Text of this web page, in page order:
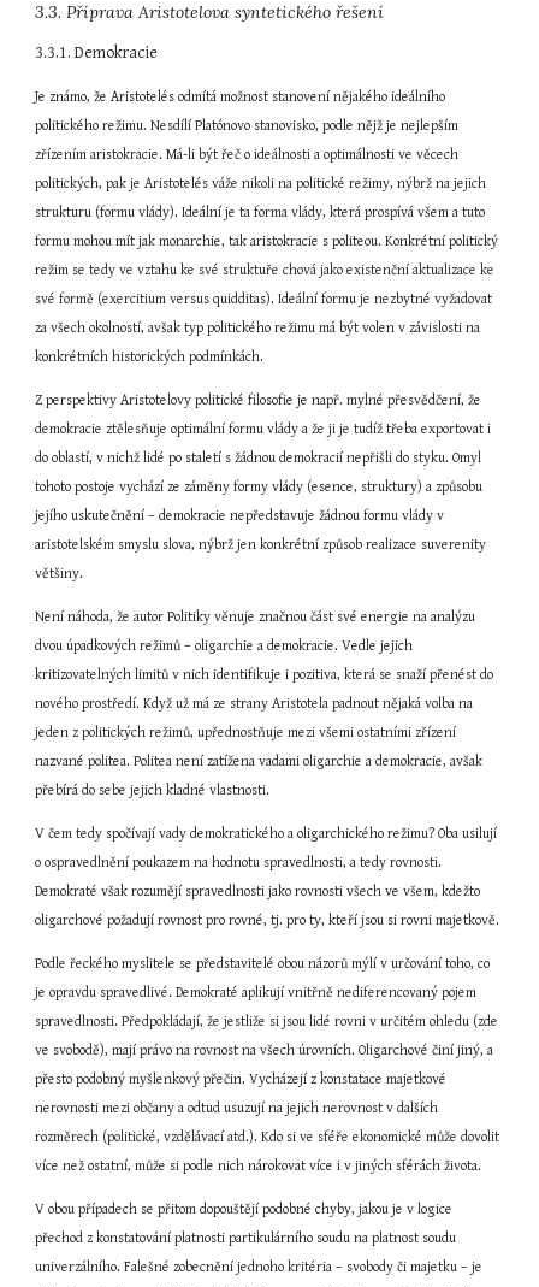
3.3. Příprava Aristotelova syntetického řešení
3.3.1. Demokracie
Je známo, že Aristotelés odmítá možnost stanovení nějakého ideálního
politického režimu. Nesdílí Platónovo stanovisko, podle nějž je nejlepším
zřízením aristokracie. Má-li být řeč o ideálnosti a optimálnosti ve věcech
politických, pak je Aristotelés váže nikoli na politické režimy, nýbrž na jejich
strukturu (formu vlády). Ideální je ta forma vlády, která prospívá všem a tuto
formu mohou mít jak monarchie, tak aristokracie s politeou. Konkrétní politický
režim se tedy ve vztahu ke své struktuře chová jako existenční aktualizace ke
své formě (exercitium versus quidditas). Ideální formu je nezbytné vyžadovat
za všech okolností, avšak typ politického režimu má být volen v závislosti na
konkrétních historických podmínkách.
Z perspektivy Aristotelovy politické filosofie je např. mylné přesvědčení, že
demokracie ztělesňuje optimální formu vlády a že ji je tudíž třeba exportovat i
do oblastí, v nichž lidé po staletí s žádnou demokracií nepřišli do styku. Omyl
tohoto postoje vychází ze záměny formy vlády (esence, struktury) a způsobu
jejího uskutečnění – demokracie nepředstavuje žádnou formu vlády v
aristotelském smyslu slova, nýbrž jen konkrétní způsob realizace suverenity
většiny.
Není náhoda, že autor Politiky věnuje značnou část své energie na analýzu
dvou úpadkových režimů – oligarchie a demokracie. Vedle jejich
kritizovatelných limitů v nich identifikuje i pozitiva, která se snaží přenést do
nového prostředí. Když už má ze strany Aristotela padnout nějaká volba na
jeden z politických režimů, upřednostňuje mezi všemi ostatními zřízení
nazvané politea. Politea není zatížena vadami oligarchie a demokracie, avšak
přebírá do sebe jejich kladné vlastnosti.
V čem tedy spočívají vady demokratického a oligarchického režimu? Oba usilují
o ospravedlnění poukazem na hodnotu spravedlnosti, a tedy rovnosti.
Demokraté však rozumějí spravedlnosti jako rovnosti všech ve všem, kdežto
oligarchové požadují rovnost pro rovné, tj. pro ty, kteří jsou si rovni majetkově.
Podle řeckého myslitele se představitelé obou názorů mýlí v určování toho, co
je opravdu spravedlivé. Demokraté aplikují vnitřně nediferencovaný pojem
spravedlnosti. Předpokládají, že jestliže si jsou lidé rovni v určitém ohledu (zde
ve svobodě), mají právo na rovnost na všech úrovních. Oligarchové činí jiný, a
přesto podobný myšlenkový přečin. Vycházejí z konstatace majetkové
nerovnosti mezi občany a odtud usuzují na jejich nerovnost v dalších
rozměrech (politické, vzdělávací atd.). Kdo si ve sféře ekonomické může dovolit
více než ostatní, může si podle nich nárokovat více i v jiných sférách života.
V obou případech se přitom dopouštějí podobné chyby, jakou je v logice
přechod z konstatování platnosti partikulárního soudu na platnost soudu
univerzálního. Falešné zobecnění jednoho kritéria – svobody či majetku – je